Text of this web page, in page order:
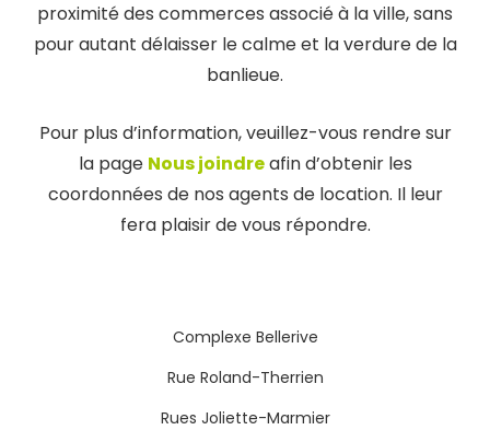
proximité des commerces associé à la ville, sans
pour autant délaisser le calme et la verdure de la
banlieue.
Pour plus d’information, veuillez-vous rendre sur
la page Nous joindreafin d’obtenir les
coordonnées de nos agents de location. Il leur
fera plaisir de vous répondre.
Complexe Bellerive
Rue Roland-Therrien
Rues Joliette-Marmier